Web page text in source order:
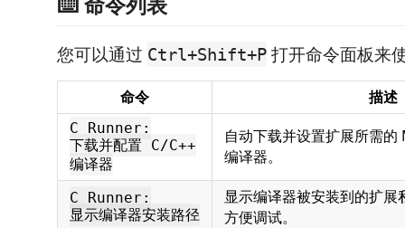
您可以通过 Ctrl+Shift+P 打开命令面板来
命令 描述
C Runner:
下载并配置 C/C++
编译器
自动下载并设置扩展所需
编译器。
C Runner:
显示编译器安装路径
显示编译器被安装到的扩
方便调试。